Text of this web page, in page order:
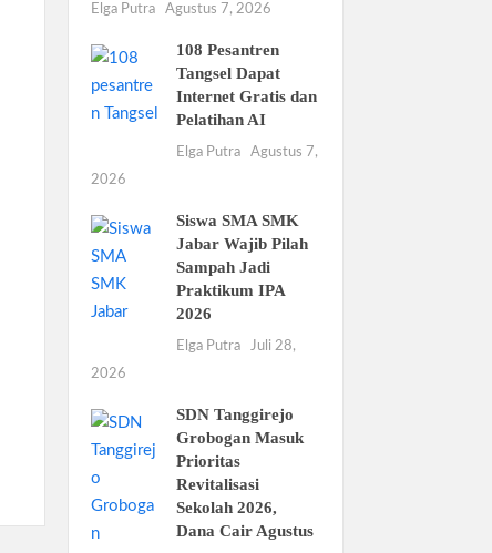
Elga Putra Agustus 7, 2026
108 Pesantren
Tangsel Dapat
Internet Gratis dan
Pelatihan AI
Elga Putra
Agustus 7,
2026
Siswa SMA SMK
Jabar Wajib Pilah
Sampah Jadi
Praktikum IPA
2026
Elga Putra
Juli 28,
2026
SDN Tanggirejo
Grobogan Masuk
Prioritas
Revitalisasi
Sekolah 2026,
Dana Cair Agustus